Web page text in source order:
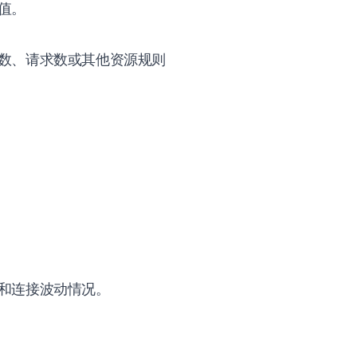
。
、请求数或其他资源规则
接波动情况。